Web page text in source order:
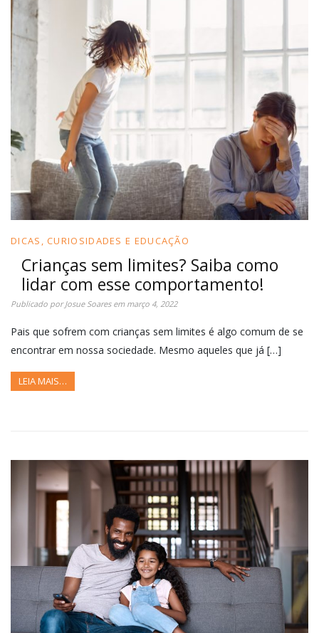
DICAS, CURIOSIDADES E EDUCAÇÃO
Crianças sem limites? Saiba como
lidar com esse comportamento!
Publicado porJosue Soaresem março 4, 2022
Pais que sofrem com crianças sem limites é algo comum de se
encontrar em nossa sociedade. Mesmo aqueles que já […]
LEIA MAIS…